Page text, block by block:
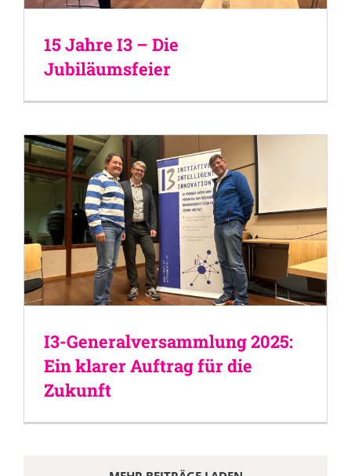
15 Jahre I3 – Die
Jubiläumsfeier
I3-Generalversammlung 2025:
Ein klarer Auftrag für die
Zukunft